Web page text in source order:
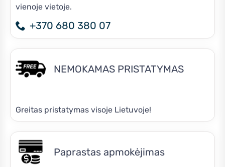
vienoje vietoje.
+370 680 380 07
NEMOKAMAS PRISTATYMAS
Greitas pristatymas visoje Lietuvoje!
Paprastas apmokėjimas